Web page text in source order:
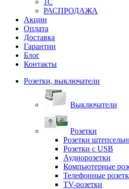
1С
РАСПРОДАЖА
Акции
Оплата
Доставка
Гарантии
Блог
Контакты
Розетки, выключатели
Выключатели
Розетки
Розетки
Розетки с USB
Аудиорозетки
Компьютерные
Телефонные
TV-розетки